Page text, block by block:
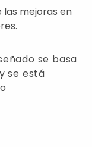
mejoras en
se basa
se está